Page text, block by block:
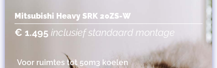
Mitsubishi Heavy SRK 20ZS-W
€ 1.495 inclusief standaard montage
Voor ruimtes tot 50m3 koelen